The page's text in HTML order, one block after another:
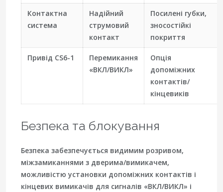
Контактна
система
Надійний
струмовий
контакт
Посилені губки,
зносостійкі
покриття
Привід CS6-1
Перемикання
«ВКЛ/ВИКЛ»
Опція
допоміжних
контактів/
кінцевиків
Безпека та блокування
Безпека забезпечується видимим розривом,
міжзамиканнями з дверима/вимикачем,
можливістю установки допоміжних контактів і
кінцевих вимикачів для сигналів «ВКЛ/ВИКЛ» і